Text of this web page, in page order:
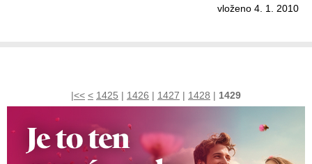
vloženo 4. 1. 2010
|<< < 1425 | 1426 | 1427 | 1428 | 1429